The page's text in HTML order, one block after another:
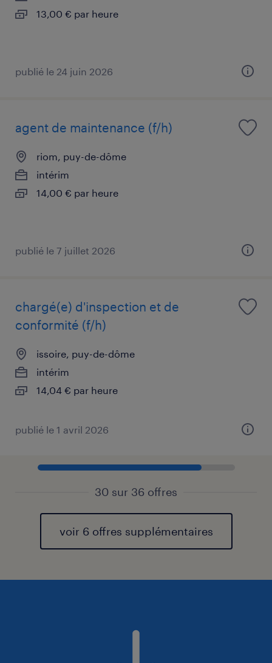
13,00 € par heure
publié le 24 juin 2026
agent de maintenance (f/h)
riom, puy-de-dôme
intérim
14,00 € par heure
publié le 7 juillet 2026
chargé(e) d'inspection et de
conformité (f/h)
issoire, puy-de-dôme
intérim
14,04 € par heure
publié le 1 avril 2026
30 sur 36 offres
voir 6 offres supplémentaires